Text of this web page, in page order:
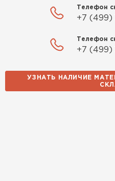
Телефон
+7 (499)
Телефон
+7 (499)
УЗНАТЬ НАЛИЧИЕ